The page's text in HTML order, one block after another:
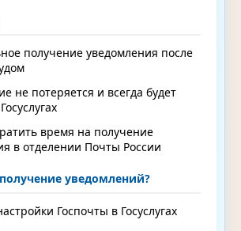
получение уведомления после
не потеряется и всегда будет
время на получение
в отделении Почты России
уведомлений?
Госпочты в Госуслугах